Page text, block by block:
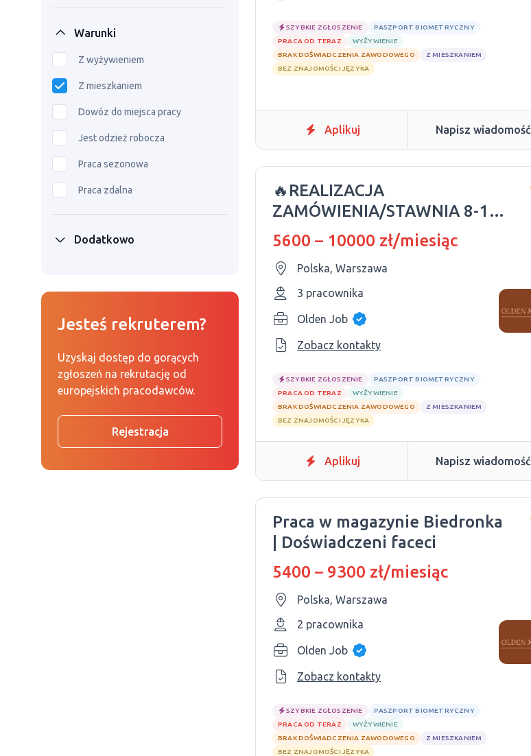
Warunki
Z wyżywieniem
Z mieszkaniem
Dowóz do miejsca pracy
Jest odzież robocza
Praca sezonowa
Praca zdalna
Dodatkowo
Jesteś rekruterem?
Uzyskaj dostęp do gorących
zgłoszeń na rekrutację od
europejskich pracodawców.
Rejestracja
SZYBKIE ZGŁOSZENIE
PASZPORT BIOMETRYCZNY
PRACA OD TERAZ
WYŻYWIENIE
BRAK DOŚWIADCZENIA ZAWODOWEGO
Z MIESZKANIEM
BEZ ZNAJOMOŚCI JĘZYKA
Aplikuj Napisz wiadomość
🔥REALIZACJA
ZAMÓWIENIA/STAWNIA 8-10
GODZIN🔥
5600 – 10000 zł/miesiąc
Polska, Warszawa
3 pracownika
Olden Job
Zobacz kontakty
SZYBKIE ZGŁOSZENIE
PASZPORT BIOMETRYCZNY
PRACA OD TERAZ
WYŻYWIENIE
BRAK DOŚWIADCZENIA ZAWODOWEGO
Z MIESZKANIEM
BEZ ZNAJOMOŚCI JĘZYKA
Aplikuj Napisz wiadomość
Praca w magazynie Biedronka
| Doświadczeni faceci
5400 – 9300 zł/miesiąc
Polska, Warszawa
2 pracownika
Olden Job
Zobacz kontakty
SZYBKIE ZGŁOSZENIE
PASZPORT BIOMETRYCZNY
PRACA OD TERAZ
WYŻYWIENIE
BRAK DOŚWIADCZENIA ZAWODOWEGO
Z MIESZKANIEM
BEZ ZNAJOMOŚCI JĘZYKA